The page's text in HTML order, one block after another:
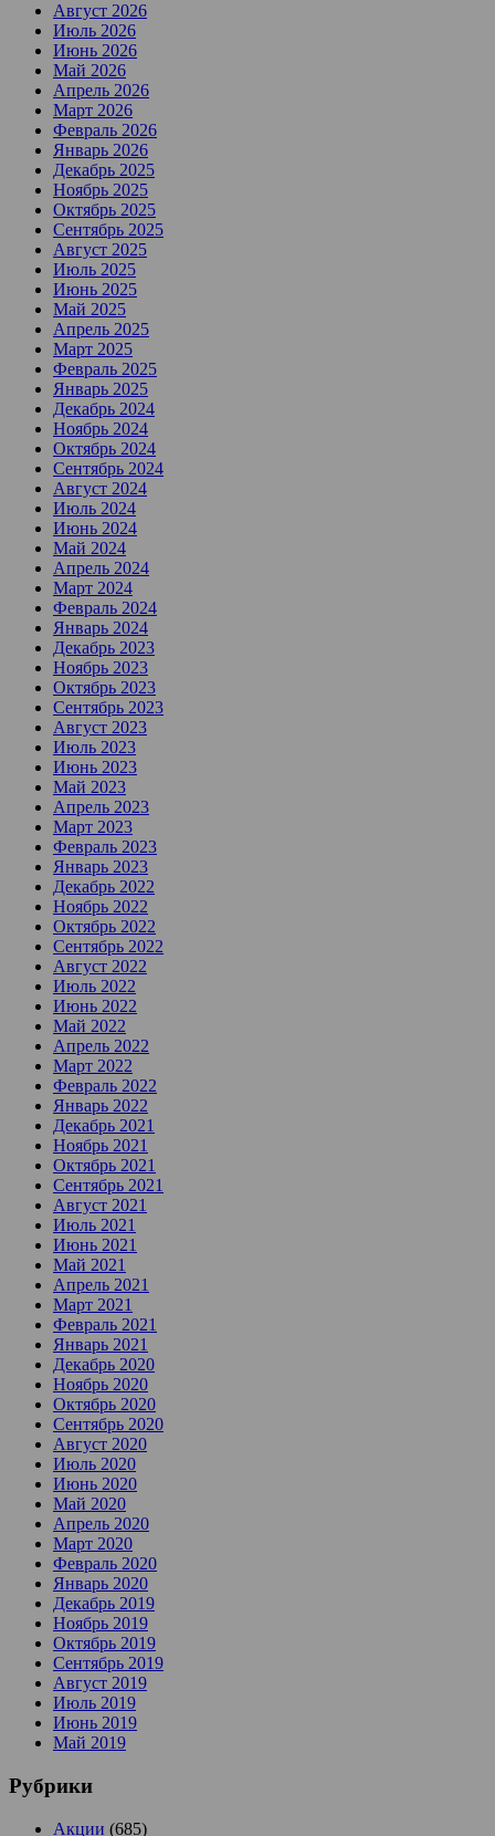
Август 2026
Июль 2026
Июнь 2026
Май 2026
Апрель 2026
Март 2026
Февраль 2026
Январь 2026
Декабрь 2025
Ноябрь 2025
Октябрь 2025
Сентябрь 2025
Август 2025
Июль 2025
Июнь 2025
Май 2025
Апрель 2025
Март 2025
Февраль 2025
Январь 2025
Декабрь 2024
Ноябрь 2024
Октябрь 2024
Сентябрь 2024
Август 2024
Июль 2024
Июнь 2024
Май 2024
Апрель 2024
Март 2024
Февраль 2024
Январь 2024
Декабрь 2023
Ноябрь 2023
Октябрь 2023
Сентябрь 2023
Август 2023
Июль 2023
Июнь 2023
Май 2023
Апрель 2023
Март 2023
Февраль 2023
Январь 2023
Декабрь 2022
Ноябрь 2022
Октябрь 2022
Сентябрь 2022
Август 2022
Июль 2022
Июнь 2022
Май 2022
Апрель 2022
Март 2022
Февраль 2022
Январь 2022
Декабрь 2021
Ноябрь 2021
Октябрь 2021
Сентябрь 2021
Август 2021
Июль 2021
Июнь 2021
Май 2021
Апрель 2021
Март 2021
Февраль 2021
Январь 2021
Декабрь 2020
Ноябрь 2020
Октябрь 2020
Сентябрь 2020
Август 2020
Июль 2020
Июнь 2020
Май 2020
Апрель 2020
Март 2020
Февраль 2020
Январь 2020
Декабрь 2019
Ноябрь 2019
Октябрь 2019
Сентябрь 2019
Август 2019
Июль 2019
Июнь 2019
Май 2019
Рубрики
Акции (685)